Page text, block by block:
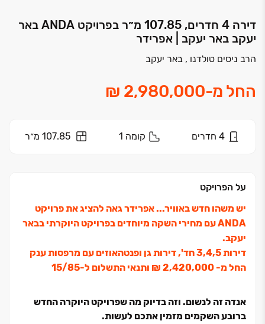
דירה 4 חדרים, 107.85 מ״ר בפרויקט ANDA באר
יעקב באר יעקב | אפרידר
הרב ניסים טולדנו , באר יעקב
החל מ-
4 חדרים קומה 1 107.85 מ״ר
על הפרויקט
יש משהו חדש באוויר... אפרידר גאה להציג את פרויקט
ANDA עם מחירי השקה מיוחדים בפרויקט היוקרתי בבאר
יעקב.
דירות ‏3,4,5 חד', דירות גן ופנטהאוזים עם מרפסות ענק
החל מ‏-‏ 2,420,000 ‏₪ ותנאי התשלום ל-15/85
אנדה זה לנשום. וזה בדיוק מה שפרויקט היוקרה החדש
ברובע השקמים מזמין אתכם לעשות.